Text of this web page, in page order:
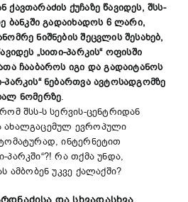
ქუჩაზე წავიდეს, შსს-
ბანკში გადაიხადოს 6 ლარი,
ნიშნების შეცვლის შესახებ,
„სითი-პარკის“ ოფისში
ჩააბაროს იგი და გადაიტანოს
ნებართვა ავტოსადგომზე
ნომერზე.
შსს-ს სერვის-ცენტრიდან
ახალგაცემულ ევროპული
ინტერნეტით
პარკში“?! რა თქმა უნდა,
ამბობენ უკვე ქალაქში?